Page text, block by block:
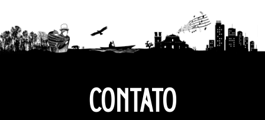
CONTATO